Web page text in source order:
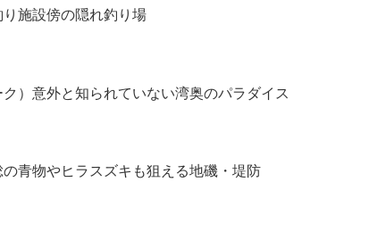
施設傍の隠れ釣り場
）意外と知られていない湾奥のパラダイス
青物やヒラスズキも狙える地磯・堤防